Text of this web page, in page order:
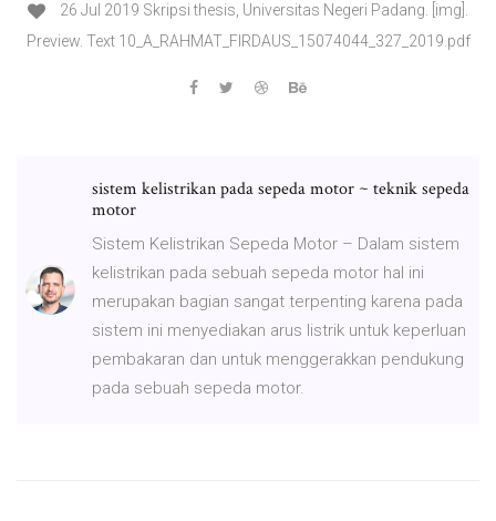
26 Jul 2019 Skripsi thesis, Universitas Negeri Padang. [img].
Preview. Text 10_A_RAHMAT_FIRDAUS_15074044_327_2019.pdf
sistem kelistrikan pada sepeda motor ~ teknik sepeda
motor
Sistem Kelistrikan Sepeda Motor – Dalam sistem
kelistrikan pada sebuah sepeda motor hal ini
merupakan bagian sangat terpenting karena pada
sistem ini menyediakan arus listrik untuk keperluan
pembakaran dan untuk menggerakkan pendukung
pada sebuah sepeda motor.